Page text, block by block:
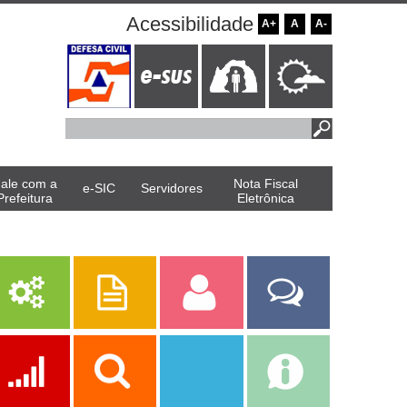
Acessibilidade A+ A A-
com a
e-SIC Servidores
Nota Fiscal
Eletrônica
Serviços Publicações Servidor
Fale Com a
Prefeitura